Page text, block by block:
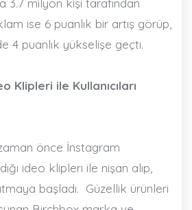
3.7 milyon kişi tarafından
ise 6 puanlık bir artış görüp,
4 puanlık yükselişe geçti.
Klipleri ile Kullanıcıları
önce İnstagram
ideo klipleri ile nişan alıp,
başladı. Güzellik ürünleri